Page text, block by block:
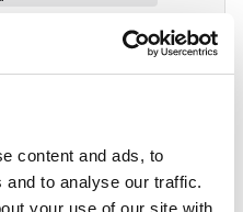
content and ads, to
to analyse our traffic.
your use of our site with
och tillgänglighet erbjuder vi